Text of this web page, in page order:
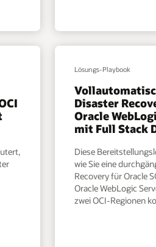
Lösungs-Playbook
Disaster
Oracle
mit Full Stack
Diese
wie Sie eine
Recovery für Oracle
Oracle WebLogic
zwei OCI-Regionen